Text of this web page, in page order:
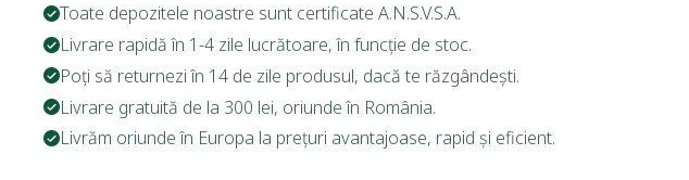
Toate depozitele noastre sunt certificate A.N.S.V.S.A.
Livrare rapidă în 1-4 zile lucrătoare, în funcție de stoc.
Poți să returnezi în 14 de zile produsul, dacă te răzgândești.
Livrare gratuită de la 300 lei, oriunde în România.
Livrăm oriunde în Europa la prețuri avantajoase, rapid și eficient.